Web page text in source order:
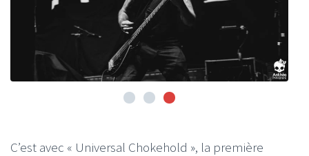
C’est avec « Universal Chokehold », la première